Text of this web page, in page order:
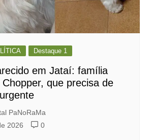
Destaque 1
em Jataí: família
que precisa de
PaNoRaMa
2026
0